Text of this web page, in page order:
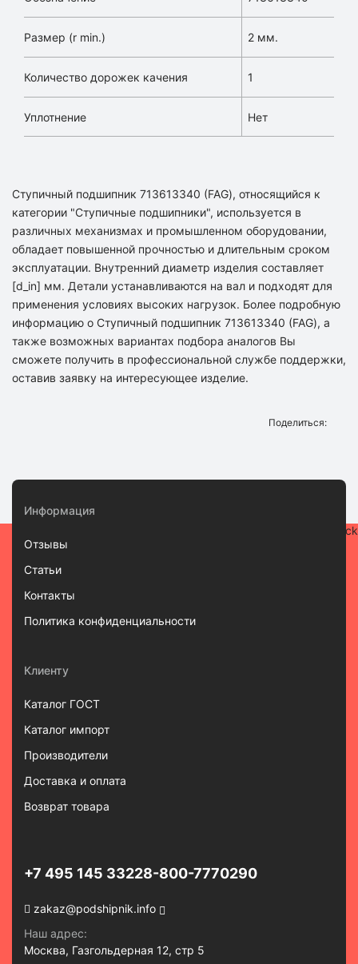
Размер (r min.) 2 мм.
Количество дорожек качения 1
Уплотнение Нет
Ступичный подшипник 713613340 (FAG), относящийся к
категории "Ступичные подшипники", используется в
различных механизмах и промышленном оборудовании,
обладает повышенной прочностью и длительным сроком
эксплуатации. Внутренний диаметр изделия составляет
[d_in] мм. Детали устанавливаются на вал и подходят для
применения условиях высоких нагрузок. Более подробную
информацию о Ступичный подшипник 713613340 (FAG), а
также возможных вариантах подбора аналогов Вы
сможете получить в профессиональной службе поддержки,
оставив заявку на интересующее изделие.
Поделиться:
Информация
Отзывы
Статьи
Контакты
Политика конфиденциальности
Клиенту
Каталог ГОСТ
Каталог импорт
Производители
Доставка и оплата
Возврат товара
+7 495 145 33228-800-7770290
zakaz@podshipnik.info
Наш адрес:
Москва, Газгольдерная 12, стр 5